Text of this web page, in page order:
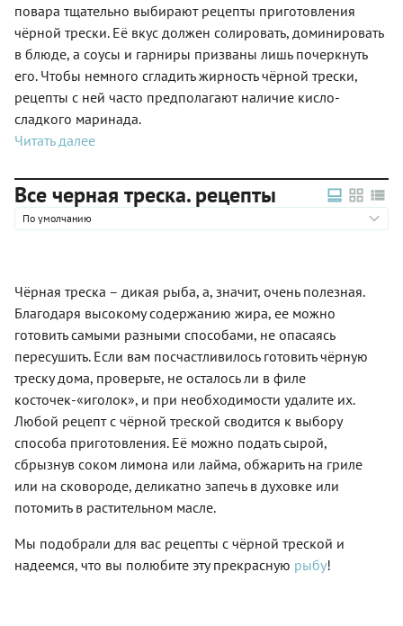
повара тщательно выбирают рецепты приготовления
чёрной трески. Её вкус должен солировать, доминировать
в блюде, а соусы и гарниры призваны лишь почеркнуть
его. Чтобы немного сгладить жирность чёрной трески,
рецепты с ней часто предполагают наличие кисло-
сладкого маринада.
Читать далее
Все черная треска. рецепты
По умолчанию
Чёрная треска – дикая рыба, а, значит, очень полезная.
Благодаря высокому содержанию жира, ее можно
готовить самыми разными способами, не опасаясь
пересушить. Если вам посчастливилось готовить чёрную
треску дома, проверьте, не осталось ли в филе
косточек-«иголок», и при необходимости удалите их.
Любой рецепт с чёрной треской сводится к выбору
способа приготовления. Её можно подать сырой,
сбрызнув соком лимона или лайма, обжарить на гриле
или на сковороде, деликатно запечь в духовке или
потомить в растительном масле.
Мы подобрали для вас рецепты с чёрной треской и
надеемся, что вы полюбите эту прекрасную рыбу!